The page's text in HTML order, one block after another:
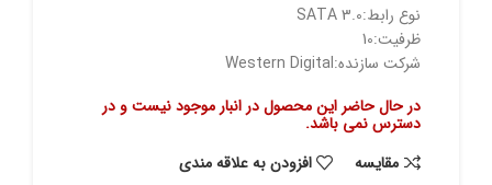
نوع رابط:SATA 3.0
ظرفیت:10
شرکت سازنده:Western Digital
در حال حاضر این محصول در انبار موجود نیست و در
دسترس نمی باشد.
مقايسه
افزودن به علاقه مندی